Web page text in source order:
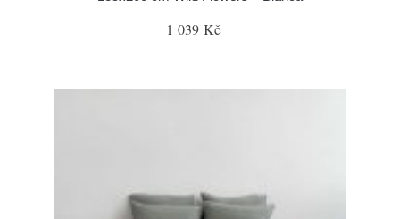
1 039 Kč